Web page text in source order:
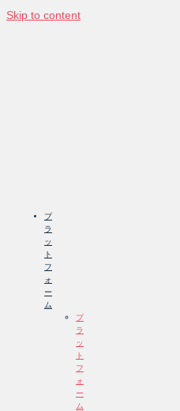
Skip to content
プ
ラ
ッ
ト
フ
ォ
ー
ム
プ
ラ
ッ
ト
フ
ォ
ー
ム